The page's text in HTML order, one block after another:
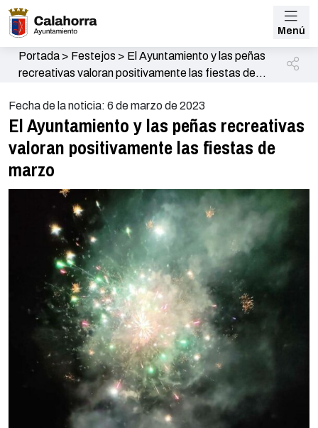
Menú
Portada> Festejos > El Ayuntamiento y las peñas
recreativas valoran positivamente las fiestas de
Fecha de la noticia: 6 de marzo de 2023
El Ayuntamiento y las peñas recreativas
valoran positivamente las fiestas de
marzo